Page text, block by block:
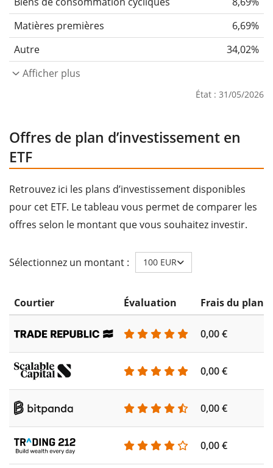
Matières premières
6,69%
Autre
34,02%
Afficher plus
État : 31/05/2026
Offres de plan d’investissement en
ETF
Retrouvez ici les plans d’investissement disponibles
pour cet ETF. Le tableau vous permet de comparer les
offres selon le montant que vous souhaitez investir.
Sélectionnez un montant : 100 EUR
Courtier Évaluation Frais du plan
0,00 €
0,00 €
0,00 €
0,00 €